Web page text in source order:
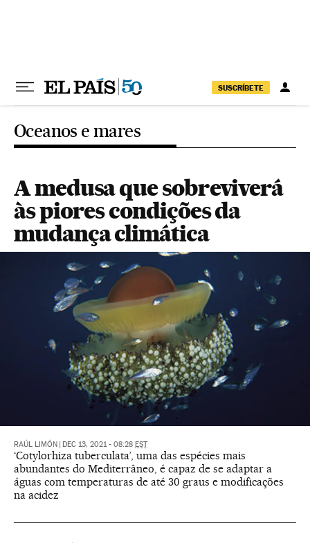
SUSCRÍBETE
Oceanos e mares
A medusa que sobreviverá
às piores condições da
mudança climática
RAÚL LIMÓN DEC 13, 2021 - 08:28 EST
‘Cotylorhiza tuberculata’, uma das espécies mais
abundantes do Mediterrâneo, é capaz de se adaptar a
águas com temperaturas de até 30 graus e modificações
na acidez